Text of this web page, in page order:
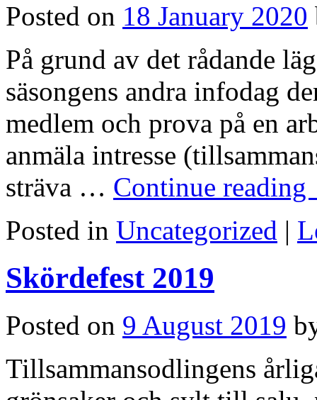
Posted on 18 January 2020
På grund av det rådande
säsongens andra infodag
medlem och prova på en
anmäla intresse
sträva … Continue reading
Posted in Uncategorized |
Skördefest 2019
Posted on 9 August 2019
Tillsammansodlingens